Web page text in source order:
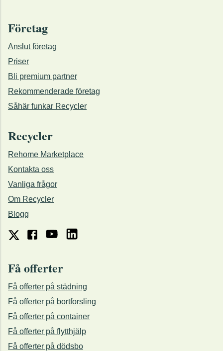
Företag
Anslut företag
Priser
Bli premium partner
Rekommenderade företag
Såhär funkar Recycler
Recycler
Rehome Marketplace
Kontakta oss
Vanliga frågor
Om Recycler
Blogg
Få offerter
Få offerter på städning
Få offerter på bortforsling
Få offerter på container
Få offerter på flytthjälp
Få offerter på dödsbo